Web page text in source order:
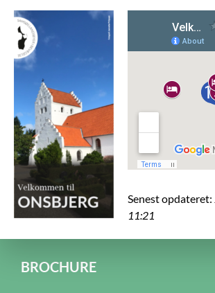
Senest opdateret:
11:21
BROCHURE